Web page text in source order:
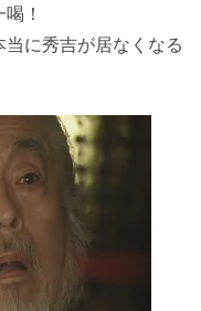
！
に秀吉が居なくなる